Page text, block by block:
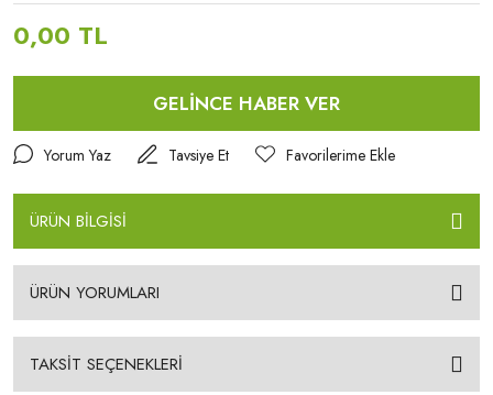
0,00 TL
GELİNCE HABER VER
Yorum Yaz Tavsiye Et
ÜRÜN BİLGİSİ
ÜRÜN YORUMLARI
TAKSİT SEÇENEKLERİ